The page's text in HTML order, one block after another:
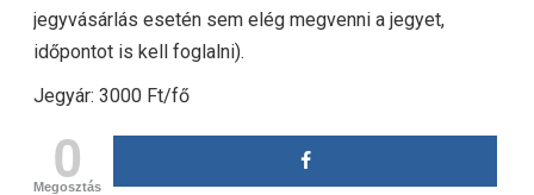
jegyvásárlás esetén sem elég megvenni a jegyet,
időpontot is kell foglalni).
Jegyár: 3000 Ft/fő
0
Megosztás